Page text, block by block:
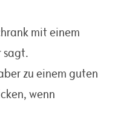
mit einem
sagt.
zu einem guten
wenn